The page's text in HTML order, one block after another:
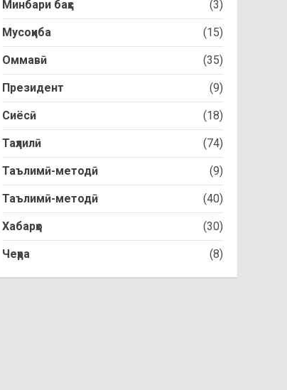
Минбари баҳс (3)
Мусоҳиба (15)
Оммавӣ (35)
Президент (9)
Сиёсӣ (18)
Таҳлилӣ (74)
Таълимӣ-методӣ (9)
Таълимӣ-методӣ (40)
Хабарҳо (30)
Чеҳра (8)